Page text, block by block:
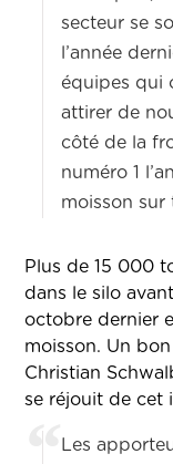
secteur se
l’année
équipes qui
attirer de
côté de la
numéro 1
moisson sur
Plus de 15 000
dans le silo
octobre dernier
moisson. Un
Christian
se réjouit de cet
Les